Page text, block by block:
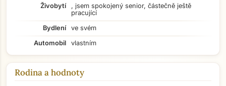
Živobytí
, jsem spokojený senior, částečně ještě
pracující
Bydlení
ve svém
Automobil
vlastním
Rodina a hodnoty